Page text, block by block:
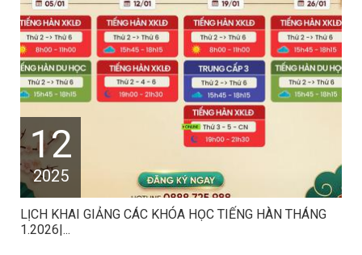
12
2025
LỊCH KHAI GIẢNG CÁC KHÓA HỌC TIẾNG HÀN THÁNG
1.2026|...